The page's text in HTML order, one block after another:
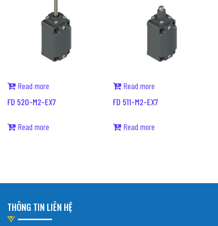
Read more
FD 520-M2-EX7
Read more
Read more
FD 511-M2-EX7
Read more
THÔNG TIN LIÊN HỆ